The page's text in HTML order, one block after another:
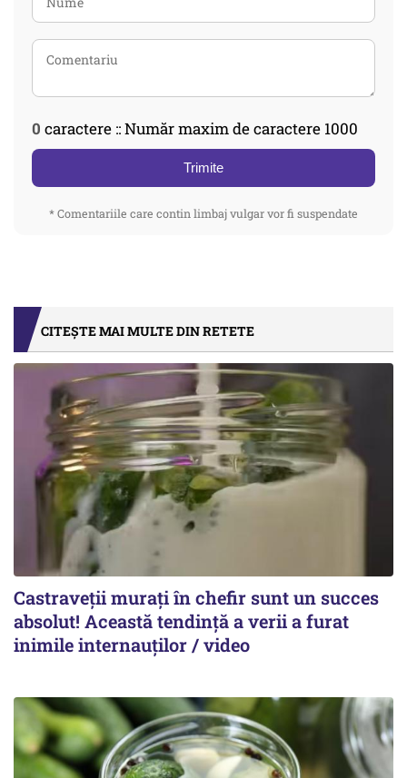
0 caractere :: Număr maxim de caractere 1000
Trimite
* Comentariile care contin limbaj vulgar vor fi suspendate
CITEȘTE MAI MULTE DIN RETETE
Castraveții murați în chefir sunt un succes
absolut! Această tendință a verii a furat
inimile internauților / video